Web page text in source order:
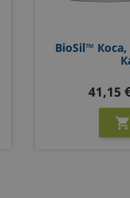
BioSil™
41,15
